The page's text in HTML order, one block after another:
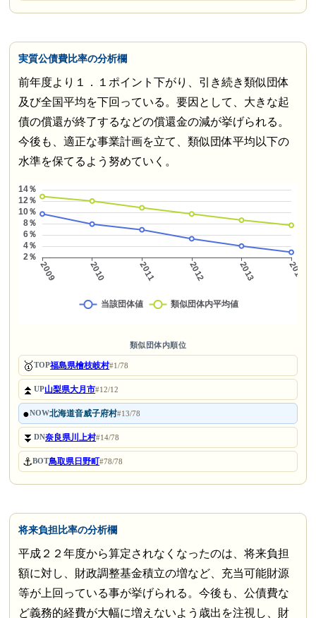
実質公債費比率の分析欄
前年度より１．１ポイント下がり、引き続き類似団体
及び全国平均を下回っている。要因として、大きな起
債の償還が終了するなどの償還金の減が挙げられる。
今後も、適正な事業計画を立て、類似団体平均以下の
水準を保てるよう努めていく。
類似団体内順位
🥇TOP福島県檜枝岐村#1/78
⏫UP山梨県大月市#12/12
●NOW北海道音威子府村#13/78
⏬DN奈良県川上村#14/78
⚓BOT鳥取県日野町#78/78
将来負担比率の分析欄
平成２２年度から算定されなくなったのは、将来負担
額に対し、財政調整基金積立の増など、充当可能財源
等が上回っている事が挙げられる。今後も、公債費な
ど義務的経費が大幅に増えないよう歳出を注視し、財